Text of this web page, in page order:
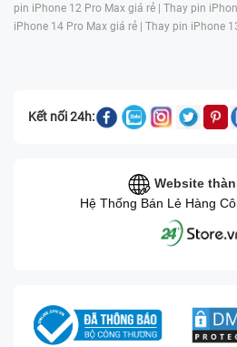
pin iPhone 12 Pro Max giá rẻ | Thay pin
iPhone 14 Pro Max giá rẻ | Thay pin iPhone
Kết nối 24h:
Website
Hệ Thống Bán Lẻ Hàng